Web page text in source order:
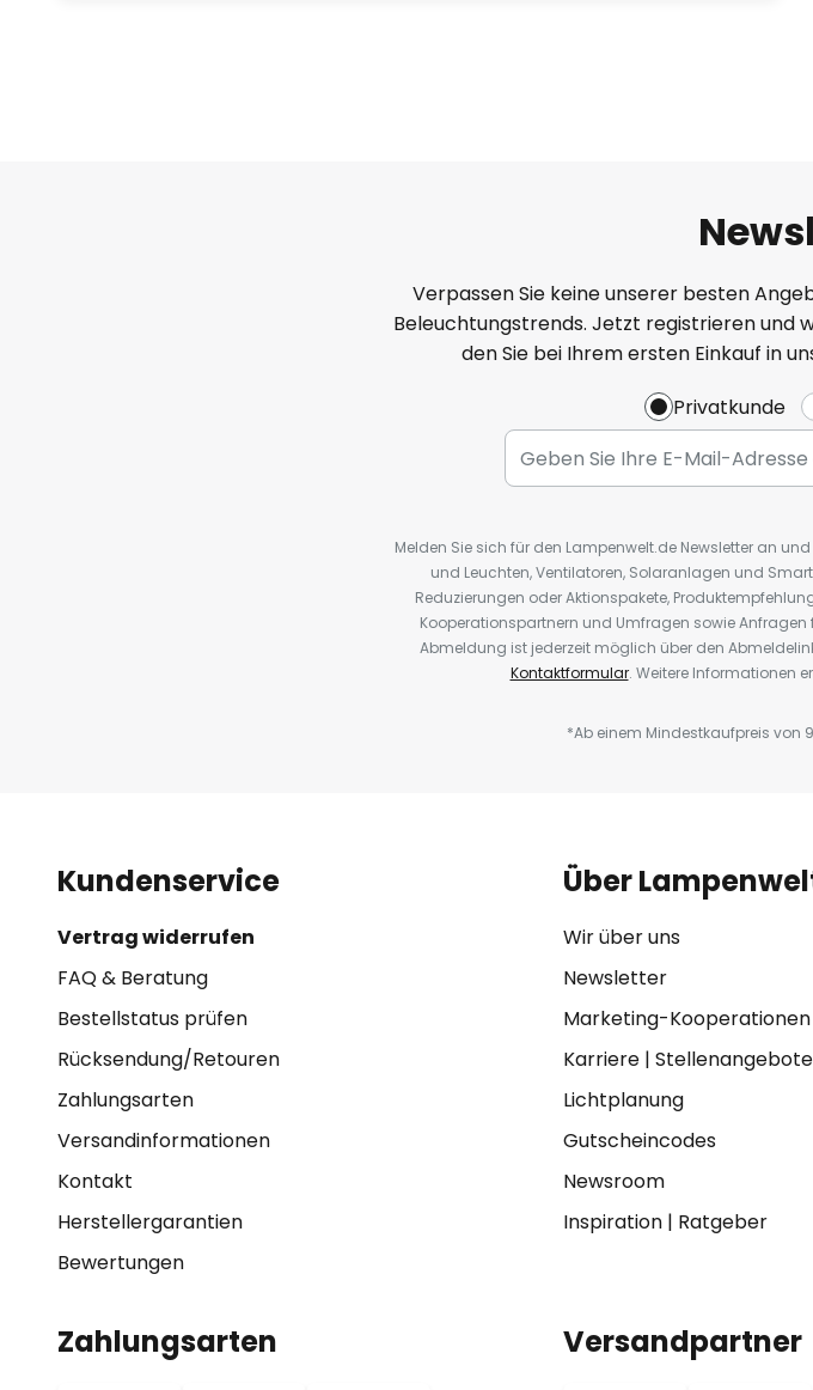
Verpassen Sie keine unserer besten
Beleuchtungstrends. Jetzt registrieren und
den Sie bei Ihrem ersten Einkauf in
Privatkunde
Melden Sie sich für den Lampenwelt.de Newsletter an
und Leuchten, Ventilatoren, Solaranlagen und
Reduzierungen oder Aktionspakete,
Kooperationspartnern und Umfragen sowie
Abmeldung ist jederzeit möglich über den
Kontaktformular. Weitere Informationen
*Ab einem Mindestkaufpreis von
Kundenservice
Vertrag widerrufen
FAQ & Beratung
Bestellstatus prüfen
Rücksendung/Retouren
Zahlungsarten
Versandinformationen
Kontakt
Herstellergarantien
Bewertungen
Über
Wir über uns
Newsletter
Marketing-Kooperationen
Karriere| Stellenangebote
Lichtplanung
Gutscheincodes
Newsroom
Inspiration| Ratgeber
Zahlungsarten Versandpartner